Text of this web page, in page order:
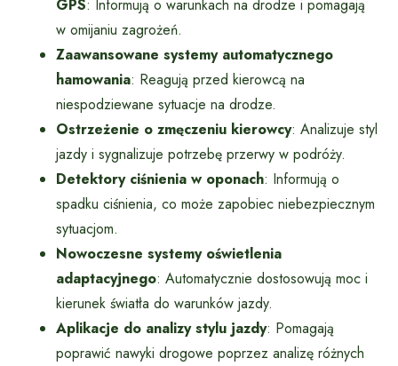
GPS: Informują o warunkach na drodze i pomagają
w omijaniu zagrożeń.
Zaawansowane systemy automatycznego
hamowania: Reagują przed kierowcą na
niespodziewane sytuacje na drodze.
Ostrzeżenie o zmęczeniu kierowcy: Analizuje styl
jazdy i sygnalizuje potrzebę przerwy w podróży.
Detektory ciśnienia w oponach: Informują o
spadku ciśnienia, co może zapobiec niebezpiecznym
sytuacjom.
Nowoczesne systemy oświetlenia
adaptacyjnego: Automatycznie dostosowują moc i
kierunek światła do warunków jazdy.
Aplikacje do analizy stylu jazdy: Pomagają
poprawić nawyki drogowe poprzez analizę różnych